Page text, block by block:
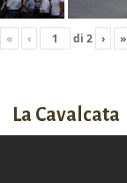
« ‹ di 2 › »
La Cavalcata